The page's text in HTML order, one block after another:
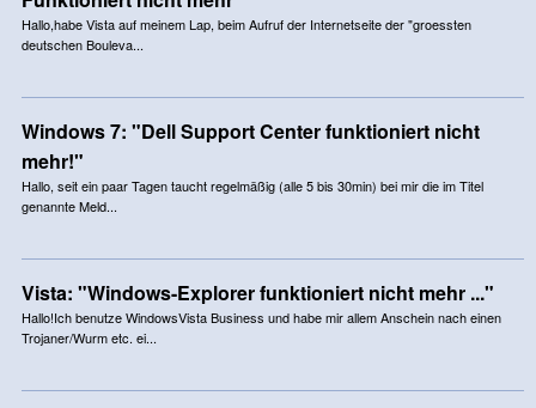
Hallo,habe Vista auf meinem Lap, beim Aufruf der Internetseite der "groessten
deutschen Bouleva...
Windows 7: "Dell Support Center funktioniert nicht
mehr!"
Hallo, seit ein paar Tagen taucht regelmäßig (alle 5 bis 30min) bei mir die im Titel
genannte Meld...
Vista: "Windows-Explorer funktioniert nicht mehr ..."
Hallo!Ich benutze WindowsVista Business und habe mir allem Anschein nach einen
Trojaner/Wurm etc. ei...